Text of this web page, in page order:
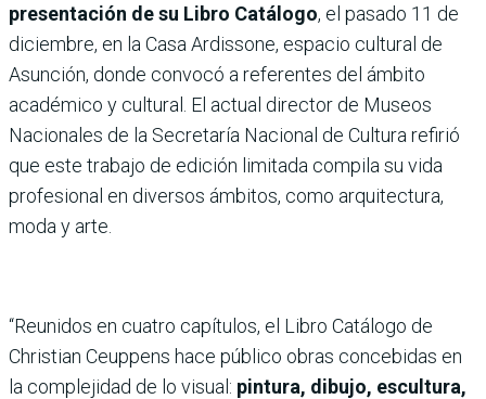
presentación de su Libro Catálogo, el pasado 11 de
diciembre, en la Casa Ardissone, espacio cultural de
Asunción, donde convocó a referentes del ámbito
académico y cultural. El actual director de Museos
Nacionales de la Secretaría Nacional de Cultura refirió
que este trabajo de edición limitada compila su vida
profesional en diversos ámbitos, como arquitectura,
moda y arte.
“Reunidos en cuatro capítulos, el Libro Catálogo de
Christian Ceuppens hace público obras concebidas en
la complejidad de lo visual: pintura, dibujo, escultura,